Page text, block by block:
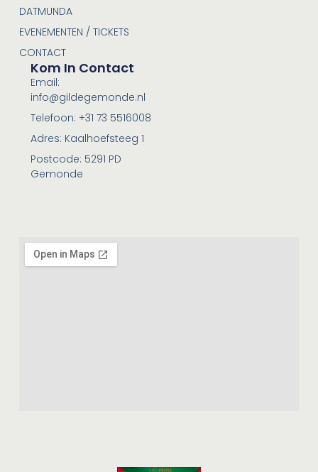
DATMUNDA
EVENEMENTEN / TICKETS
CONTACT
Kom In Contact
Email:
info@gildegemonde.nl
Telefoon: +31 73 5516008
Adres: Kaalhoefsteeg 1
Postcode: 5291 PD
Gemonde